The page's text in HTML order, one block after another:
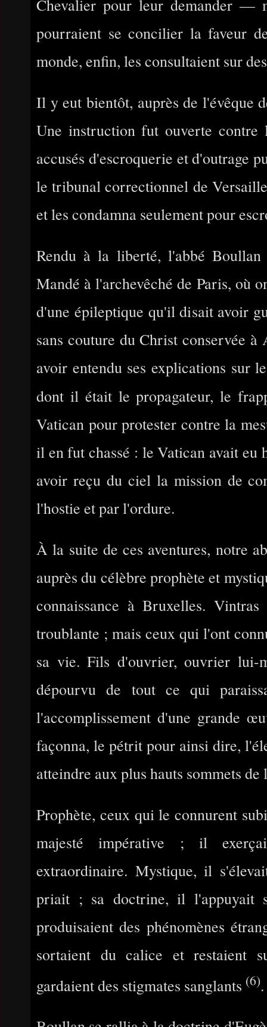
Chevalier pour leur demander —
pourraient se concilier la faveur
monde, enfin, les consultaient sur
Il y eut bientôt, auprès de l'évêque
Une instruction fut ouverte
accusés d'escroquerie et d'outrage
le tribunal correctionnel de
et les condamna seulement pour
Rendu à la liberté, l'abbé Boullan
Mandé à l'archevêché de Paris, où
d'une épileptique qu'il disait avoir
sans couture du Christ conservée
avoir entendu ses explications sur
dont il était le propagateur, le
Vatican pour protester contre la
il en fut chassé : le Vatican avait eu
avoir reçu du ciel la mission de
l'hostie et par l'ordure.
À la suite de ces aventures, notre
auprès du célèbre prophète et
connaissance à Bruxelles.
troublante ; mais ceux qui l'ont
sa vie. Fils d'ouvrier, ouvrier lui-
dépourvu de tout ce qui
l'accomplissement d'une grande
façonna, le pétrit pour ainsi dire,
atteindre aux plus hauts sommets
Prophète, ceux qui le connurent
majesté impérative ; il
extraordinaire. Mystique, il
priait ; sa doctrine, il l'appuyait
produisaient des phénomènes
sortaient du calice et restaient
gardaient des stigmates sanglants (6).